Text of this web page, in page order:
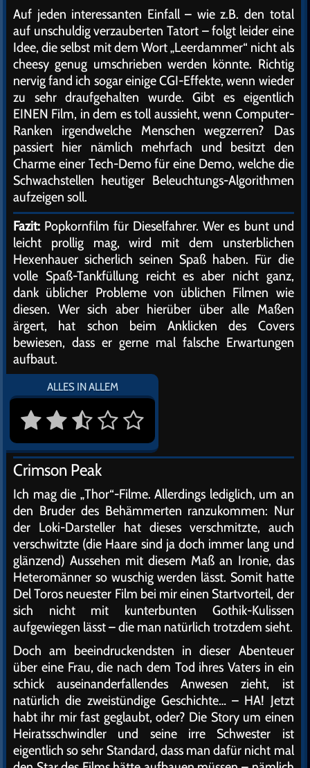
Auf jeden interessanten Einfall – wie z.B. den total
auf unschuldig verzauberten Tatort – folgt leider eine
Idee, die selbst mit dem Wort „Leerdammer“ nicht als
cheesy genug umschrieben werden könnte. Richtig
nervig fand ich sogar einige CGI-Effekte, wenn wieder
zu sehr draufgehalten wurde. Gibt es eigentlich
EINEN Film, in dem es toll aussieht, wenn Computer-
Ranken irgendwelche Menschen wegzerren? Das
passiert hier nämlich mehrfach und besitzt den
Charme einer Tech-Demo für eine Demo, welche die
Schwachstellen heutiger Beleuchtungs-Algorithmen
aufzeigen soll.
Fazit: Popkornfilm für Dieselfahrer. Wer es bunt und
leicht prollig mag, wird mit dem unsterblichen
Hexenhauer sicherlich seinen Spaß haben. Für die
volle Spaß-Tankfüllung reicht es aber nicht ganz,
dank üblicher Probleme von üblichen Filmen wie
diesen. Wer sich aber hierüber über alle Maßen
ärgert, hat schon beim Anklicken des Covers
bewiesen, dass er gerne mal falsche Erwartungen
aufbaut.
ALLES IN ALLEM
Crimson Peak
Ich mag die „Thor“-Filme. Allerdings lediglich, um an
den Bruder des Behämmerten ranzukommen: Nur
der Loki-Darsteller hat dieses verschmitzte, auch
verschwitzte (die Haare sind ja doch immer lang und
glänzend) Aussehen mit diesem Maß an Ironie, das
Heteromänner so wuschig werden lässt. Somit hatte
Del Toros neuester Film bei mir einen Startvorteil, der
sich nicht mit kunterbunten Gothik-Kulissen
aufgewiegen lässt – die man natürlich trotzdem sieht.
Doch am beeindruckendsten in dieser Abenteuer
über eine Frau, die nach dem Tod ihres Vaters in ein
schick auseinanderfallendes Anwesen zieht, ist
natürlich die zweistündige Geschichte… – HA! Jetzt
habt ihr mir fast geglaubt, oder? Die Story um einen
Heiratsschwindler und seine irre Schwester ist
eigentlich so sehr Standard, dass man dafür nicht mal